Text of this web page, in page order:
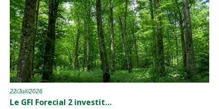
22/Juil/2026
Le GFI Forecial 2 investit…